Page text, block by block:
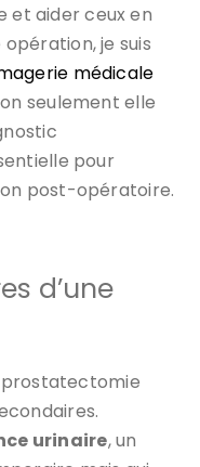
et aider ceux en
je suis
médicale
seulement elle
pour
post-opératoire.
d’une
prostatectomie
urinaire, un